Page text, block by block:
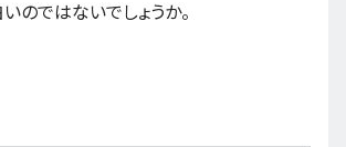
のではないでしょうか。